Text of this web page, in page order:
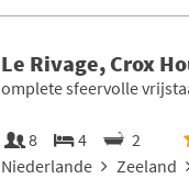
Le Rivage, Crox
omplete sfeervolle
8 4
2
Niederlande
Zeeland